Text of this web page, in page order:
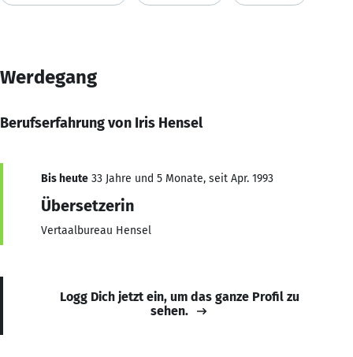
Werdegang
Berufserfahrung von Iris Hensel
Bis heute 33 Jahre und 5 Monate, seit Apr. 1993
Übersetzerin
Vertaalbureau Hensel
Logg Dich jetzt ein, um das ganze Profil zu
sehen.